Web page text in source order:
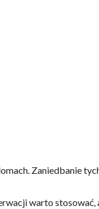
Zaniedbanie
warto stosować,